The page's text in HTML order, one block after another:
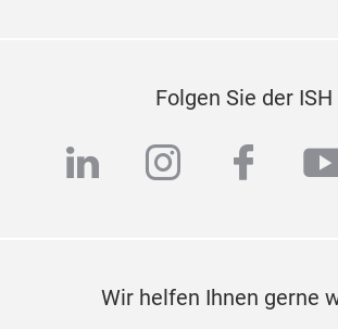
Folgen Sie der ISH
linkedininstagram
Wir helfen Ihnen gerne